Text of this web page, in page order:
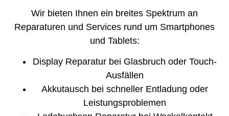
Wir bieten Ihnen ein breites Spektrum an
Reparaturen und Services rund um Smartphones
und Tablets:
Display Reparatur bei Glasbruch oder Touch-
Ausfällen
Akkutausch bei schneller Entladung oder
Leistungsproblemen